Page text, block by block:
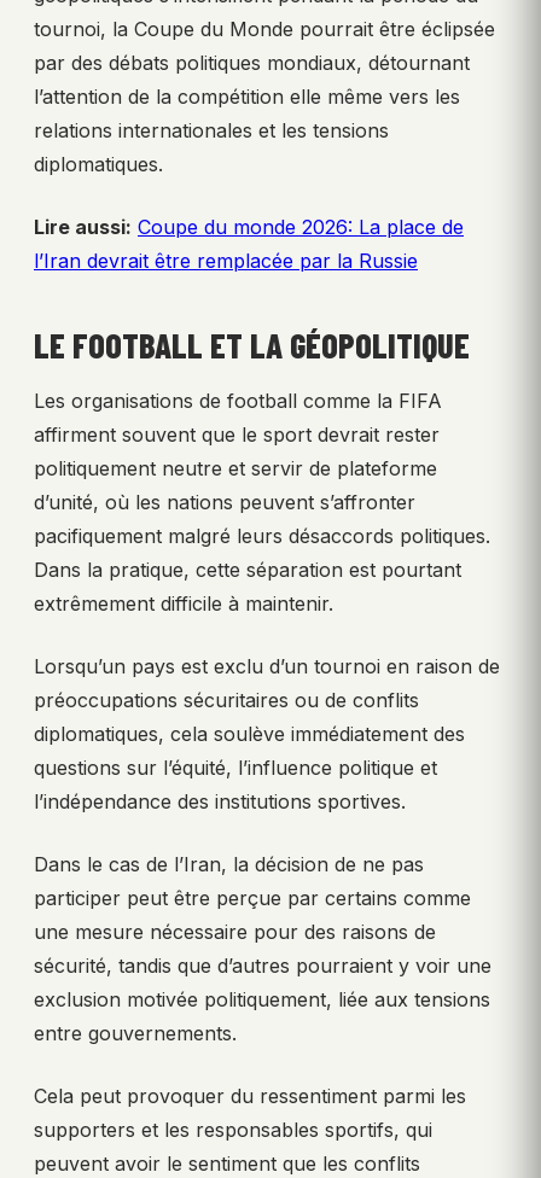
tournoi, la Coupe du Monde pourrait être éclipsée
par des débats politiques mondiaux, détournant
l’attention de la compétition elle même vers les
relations internationales et les tensions
diplomatiques.
Lire aussi: Coupe du monde 2026: La place de
l’Iran devrait être remplacée par la Russie
LE FOOTBALL ET LA GÉOPOLITIQUE
Les organisations de football comme la FIFA
affirment souvent que le sport devrait rester
politiquement neutre et servir de plateforme
d’unité, où les nations peuvent s’affronter
pacifiquement malgré leurs désaccords politiques.
Dans la pratique, cette séparation est pourtant
extrêmement difficile à maintenir.
Lorsqu’un pays est exclu d’un tournoi en raison de
préoccupations sécuritaires ou de conflits
diplomatiques, cela soulève immédiatement des
questions sur l’équité, l’influence politique et
l’indépendance des institutions sportives.
Dans le cas de l’Iran, la décision de ne pas
participer peut être perçue par certains comme
une mesure nécessaire pour des raisons de
sécurité, tandis que d’autres pourraient y voir une
exclusion motivée politiquement, liée aux tensions
entre gouvernements.
Cela peut provoquer du ressentiment parmi les
supporters et les responsables sportifs, qui
peuvent avoir le sentiment que les conflits